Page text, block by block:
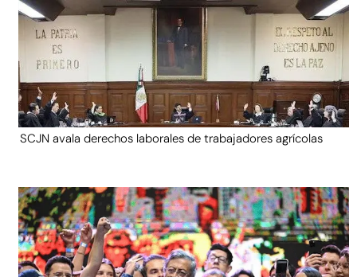
SCJN avala derechos laborales de trabajadores agrícolas